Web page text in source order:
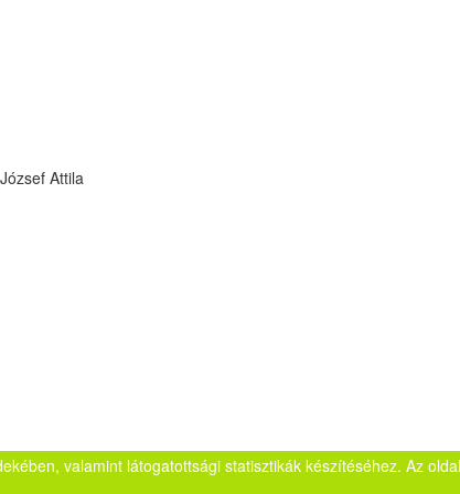
Attila
valamint látogatottsági statisztikák készítéséhez. Az